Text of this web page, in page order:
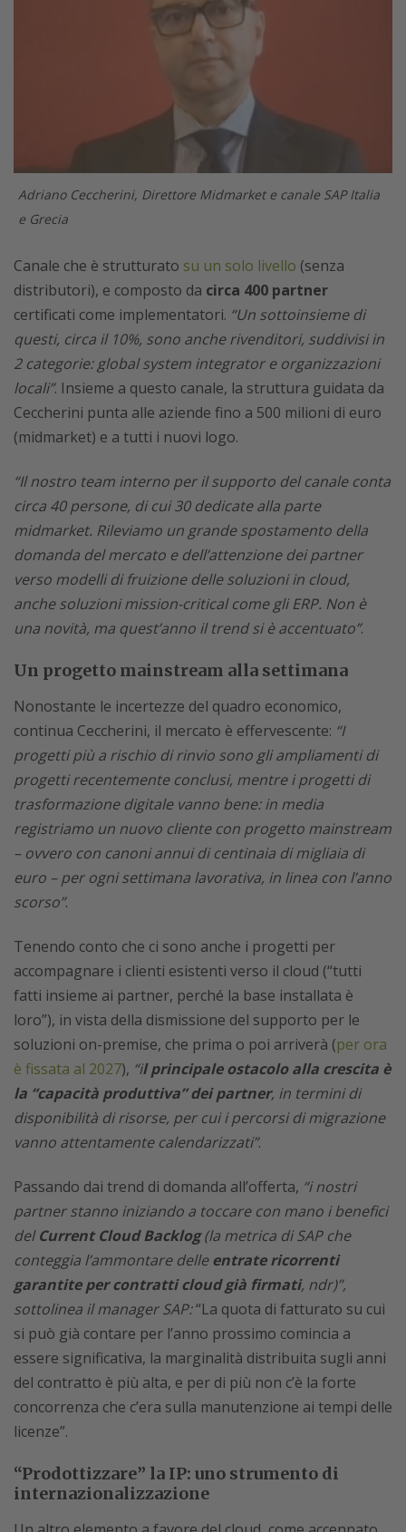
Adriano Ceccherini, Direttore Midmarket e canale SAP Italia
e Grecia
Canale che è strutturato su un solo livello (senza
distributori), e composto da circa 400 partner
certificati come implementatori. “Un sottoinsieme di
questi, circa il 10%, sono anche rivenditori, suddivisi in
2 categorie: global system integrator e organizzazioni
locali”. Insieme a questo canale, la struttura guidata da
Ceccherini punta alle aziende fino a 500 milioni di euro
(midmarket) e a tutti i nuovi logo.
“Il nostro team interno per il supporto del canale conta
circa 40 persone, di cui 30 dedicate alla parte
midmarket. Rileviamo un grande spostamento della
domanda del mercato e dell’attenzione dei partner
verso modelli di fruizione delle soluzioni in cloud,
anche soluzioni mission-critical come gli ERP. Non è
una novità, ma quest’anno il trend si è accentuato”.
Un progetto mainstream alla settimana
Nonostante le incertezze del quadro economico,
continua Ceccherini, il mercato è effervescente: “I
progetti più a rischio di rinvio sono gli ampliamenti di
progetti recentemente conclusi, mentre i progetti di
trasformazione digitale vanno bene: in media
registriamo un nuovo cliente con progetto mainstream
– ovvero con canoni annui di centinaia di migliaia di
euro – per ogni settimana lavorativa, in linea con l’anno
scorso”.
Tenendo conto che ci sono anche i progetti per
accompagnare i clienti esistenti verso il cloud (“tutti
fatti insieme ai partner, perché la base installata è
loro”), in vista della dismissione del supporto per le
soluzioni on-premise, che prima o poi arriverà (per ora
è fissata al 2027), “il principale ostacolo alla crescita è
la “capacità produttiva” dei partner, in termini di
disponibilità di risorse, per cui i percorsi di migrazione
vanno attentamente calendarizzati”.
Passando dai trend di domanda all’offerta, “i nostri
partner stanno iniziando a toccare con mano i benefici
delCurrent Cloud Backlog(la metrica di SAP che
conteggia l’ammontare delleentrate ricorrenti
garantite per contratti cloud già firmati, ndr)”,
sottolinea il manager SAP:“La quota di fatturato su cui
si può già contare per l’anno prossimo comincia a
essere significativa, la marginalità distribuita sugli anni
del contratto è più alta, e per di più non c’è la forte
concorrenza che c’era sulla manutenzione ai tempi delle
licenze”.
“Prodottizzare” la IP: uno strumento di
internazionalizzazione